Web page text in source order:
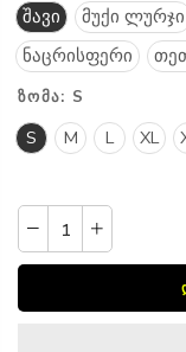
შავი მუქი ლურჯი
ნაცრისფერი
ᲖᲝᲛᲐ: S
S M L XL